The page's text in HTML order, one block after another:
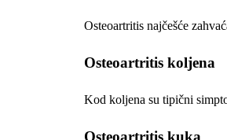
Osteoartritis najčešće
Osteoartritis koljena
Kod koljena su tipični
Osteoartritis kuka